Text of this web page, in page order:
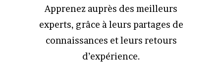
Apprenez auprès des meilleurs
experts, grâce à leurs partages de
connaissances et leurs retours
d’expérience.